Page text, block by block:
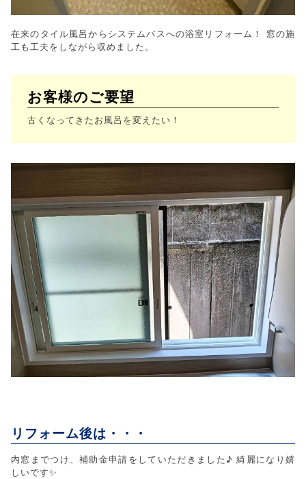
在来のタイル風呂からシステムバスへの浴室リフォーム！ 窓の施
工も工夫をしながら収めました。
お客様のご要望
古くなってきたお風呂を変えたい！
リフォーム後は・・・
内窓までつけ、補助金申請をしていただきました♪ 綺麗になり嬉
しいです✨